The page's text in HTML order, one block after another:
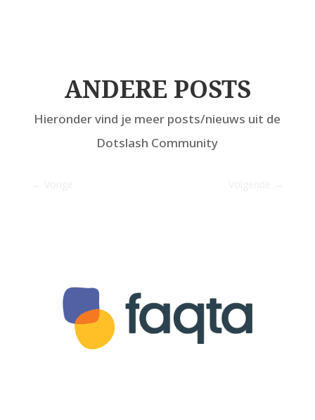
ANDERE POSTS
Hieronder vind je meer posts/nieuws uit de
Dotslash Community